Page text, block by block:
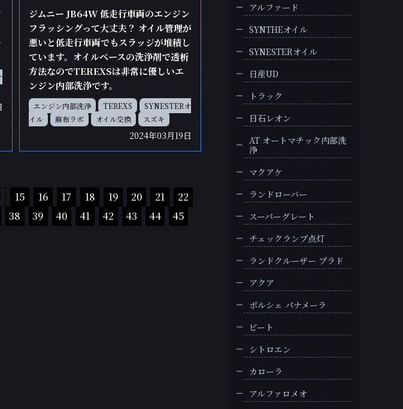
ジムニー JB64W 低走行車両のエンジン
フラッシングって大丈夫？ オイル管理が
悪いと低走行車両でもスラッジが堆積し
ています。オイルベースの洗浄剤で透析
方法なのでTEREXSは非常に優しいエ
ンジン内部洗浄です。
エンジン内部洗浄 TEREXS
SYNESTERオ
イル
麻布ラボ オイル交換 スズキ
2024年03月19日
15 16 17 18 19 20 21
22
38 39 40 41 42 43 44
45
アルファード
SYNTHEオイル
SYNESTERオイル
日産UD
トラック
日石レオン
AT オートマチック内部洗
浄
マクアケ
ランドローバー
スーパーグレート
チェックランプ点灯
ランドクルーザー プラド
アクア
ポルシェ パナメーラ
ビート
シトロエン
カローラ
アルファロメオ